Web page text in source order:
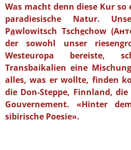
Was macht denn diese Kur so
paradiesische Natur.
Pawlowitsch Tschechow
der sowohl unser
Westeuropa bereiste,
Transbaikalien eine
alles, was er wollte, finden
die Don-Steppe, Finnland,
Gouvernement. «Hinter
sibirische Poesie».